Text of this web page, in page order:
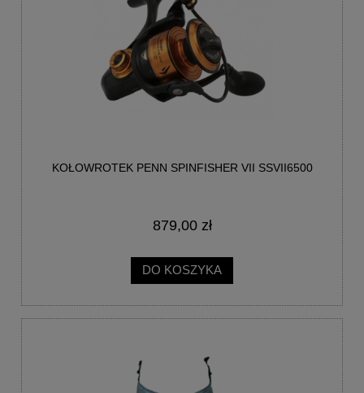
KOŁOWROTEK PENN SPINFISHER VII SSVII6500
879,00 zł
DO KOSZYKA